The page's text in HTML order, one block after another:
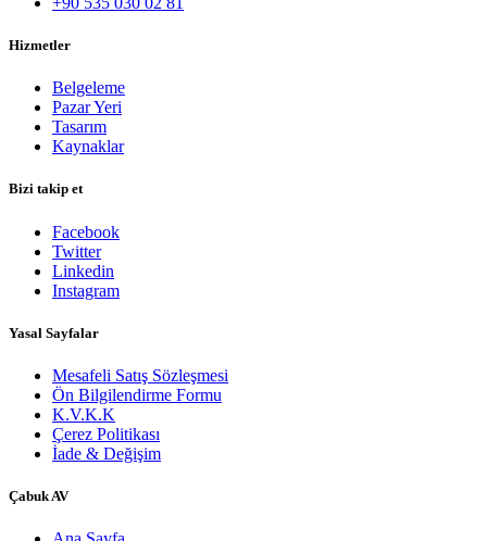
Hizmetler
Belgeleme
Pazar Yeri
Tasarım
Kaynaklar
Bizi takip et
Facebook
Twitter
Linkedin
Instagram
Yasal Sayfalar
Mesafeli Satış Sözleşmesi
Ön Bilgilendirme Formu
K.V.K.K
Çerez Politikası
İade & Değişim
​Çabuk AV